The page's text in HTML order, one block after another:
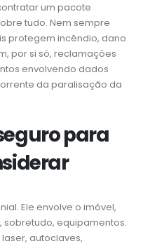
um pacote
tudo. Nem sempre
protegem incêndio, dano
por si só, reclamações
envolvendo dados
da paralisação da
para
Ele envolve o imóvel,
sobretudo, equipamentos.
autoclaves,